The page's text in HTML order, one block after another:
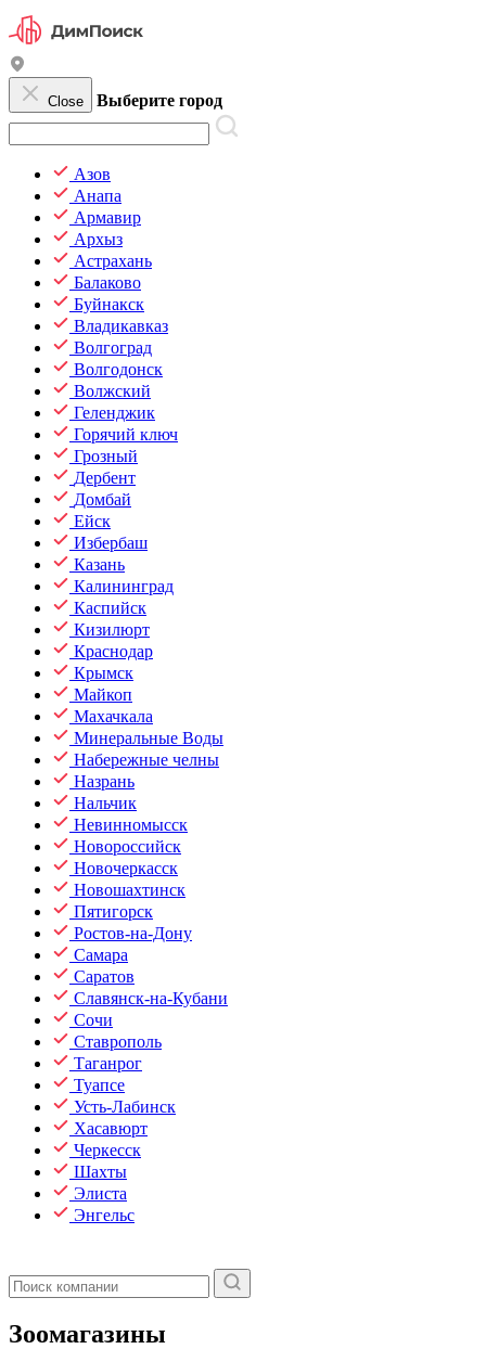
Close Выберите город
Азов
Анапа
Армавир
Архыз
Астрахань
Балаково
Буйнакск
Владикавказ
Волгоград
Волгодонск
Волжский
Геленджик
Горячий ключ
Грозный
Дербент
Домбай
Ейск
Избербаш
Казань
Калининград
Каспийск
Кизилюрт
Краснодар
Крымск
Майкоп
Махачкала
Минеральные Воды
Набережные челны
Назрань
Нальчик
Невинномысск
Новороссийск
Новочеркасск
Новошахтинск
Пятигорск
Ростов-на-Дону
Самара
Саратов
Славянск-на-Кубани
Сочи
Ставрополь
Таганрог
Туапсе
Усть-Лабинск
Хасавюрт
Черкесск
Шахты
Элиста
Энгельс
Зоомагазины